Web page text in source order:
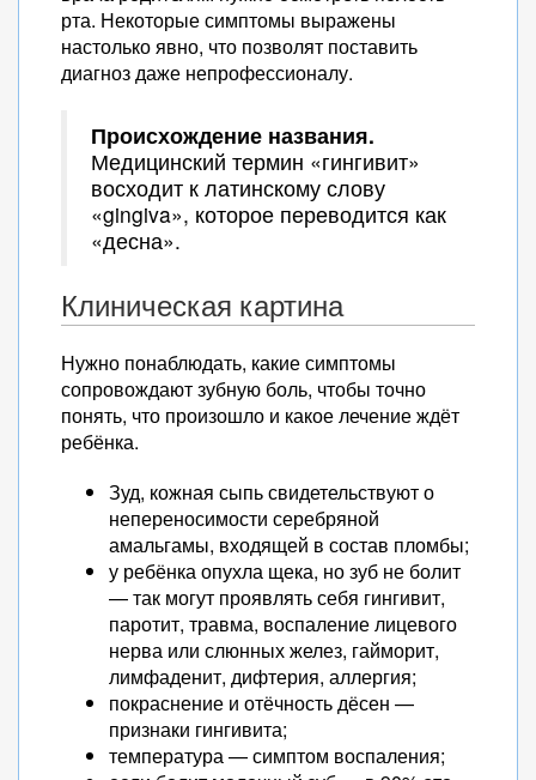
рта. Некоторые симптомы выражены
настолько явно, что позволят поставить
диагноз даже непрофессионалу.
Происхождение названия.
Медицинский термин «гингивит»
восходит к латинскому слову
«gingiva», которое переводится как
«десна».
Клиническая картина
Нужно понаблюдать, какие симптомы
сопровождают зубную боль, чтобы точно
понять, что произошло и какое лечение ждёт
ребёнка.
Зуд, кожная сыпь свидетельствуют о
непереносимости серебряной
амальгамы, входящей в состав пломбы;
у ребёнка опухла щека, но зуб не болит
— так могут проявлять себя гингивит,
паротит, травма, воспаление лицевого
нерва или слюнных желез, гайморит,
лимфаденит, дифтерия, аллергия;
покраснение и отёчность дёсен —
признаки гингивита;
температура — симптом воспаления;